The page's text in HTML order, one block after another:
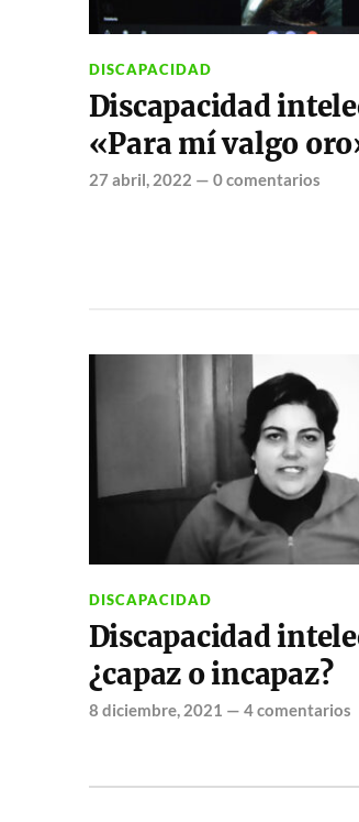
DISCAPACIDAD
Discapacidad
«Para mí valgo
27 abril, 2022 — 0 comentarios
DISCAPACIDAD
Discapacidad
¿capaz o incapaz?
8 diciembre, 2021 — 4 comentarios